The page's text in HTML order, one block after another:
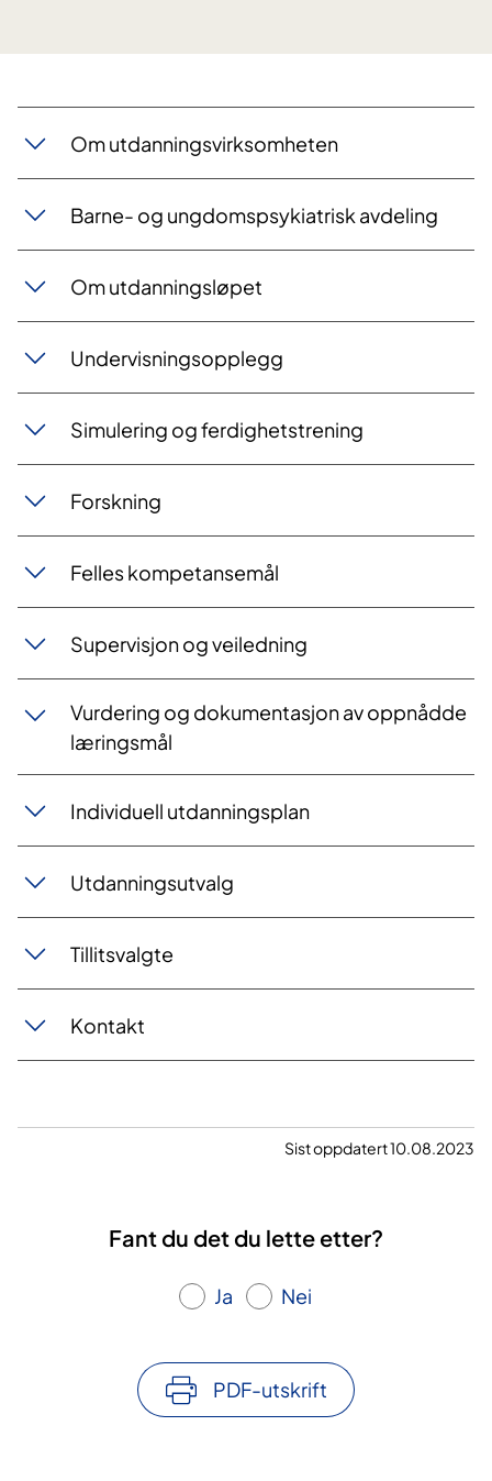
Om utdanningsvirks​omheten
Barne- og ungdomspsyki​​atrisk avdeling
Om utdanningsløpe​​​t
Undervisningsopple​​gg
Simulering og ferdighetstrenin​​​g
Forsknin​​g
Felles kompetan​​semål
Supervisjon og veilednin​g
Vurdering og dokumentasjon av oppnådd​​e
læringsmål
Individuell utdanningsp​​lan
Utdanningsutva​​lg
Tillitsval​​gte
Kontakt​
Sist oppdatert 10.08.2023
Fant du det du lette etter?
Ja Nei
PDF-utskrift